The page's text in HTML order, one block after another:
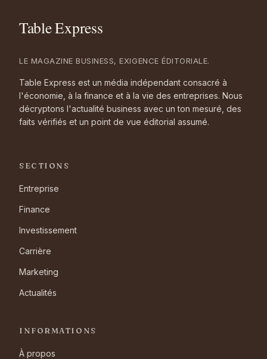
LE MAGAZINE BUSINESS, EXIGENCE ÉDITORIALE.
Table Express est un média indépendant consacré à
l'économie, à la finance et à la vie des entreprises. Nous
décryptons l'actualité business avec un ton mesuré, des
faits vérifiés et un point de vue éditorial assumé.
SECTIONS
Entreprise
Finance
Investissement
Carrière
Marketing
Actualités
INFORMATIONS
À propos